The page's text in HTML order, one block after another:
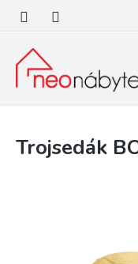
obsah
Trojsedák